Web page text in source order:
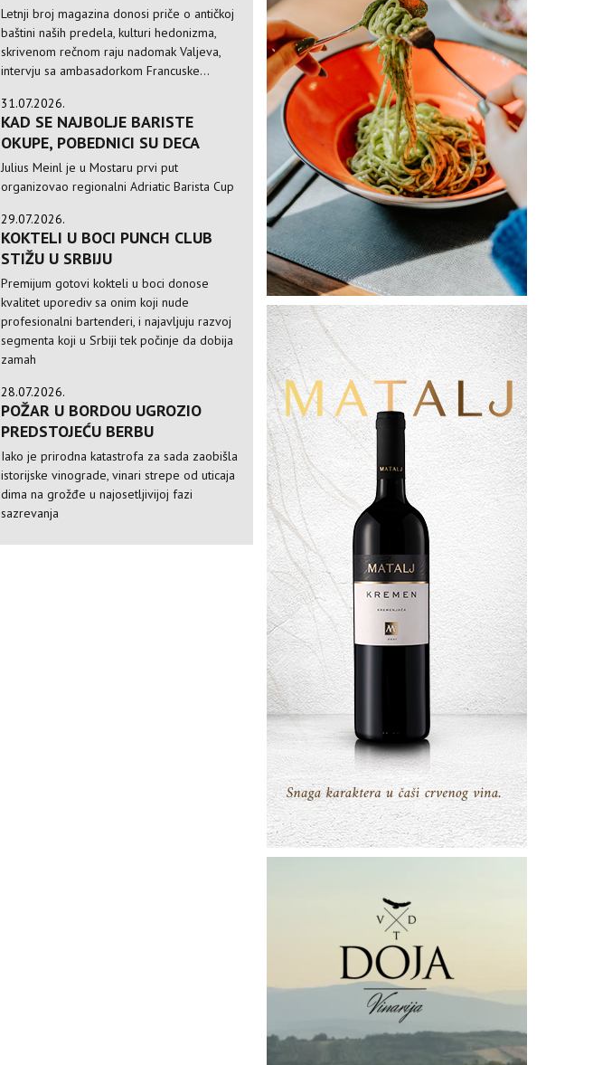
Letnji broj magazina donosi priče o antičkoj
baštini naših predela, kulturi hedonizma,
skrivenom rečnom raju nadomak Valjeva,
intervju sa ambasadorkom Francuske...
31.07.2026.
KAD SE NAJBOLJE BARISTE
OKUPE, POBEDNICI SU DECA
Julius Meinl je u Mostaru prvi put
organizovao regionalni Adriatic Barista Cup
29.07.2026.
KOKTELI U BOCI PUNCH CLUB
STIŽU U SRBIJU
Premijum gotovi kokteli u boci donose
kvalitet uporediv sa onim koji nude
profesionalni bartenderi, i najavljuju razvoj
segmenta koji u Srbiji tek počinje da dobija
zamah
28.07.2026.
POŽAR U BORDOU UGROZIO
PREDSTOJEĆU BERBU
Iako je prirodna katastrofa za sada zaobišla
istorijske vinograde, vinari strepe od uticaja
dima na grožđe u najosetljivijoj fazi
sazrevanja